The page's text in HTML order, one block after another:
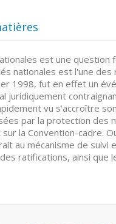
est une question
nationales est l'une
1998, fut en effet un
juridiquement
vu s'accroître
par la protection des
la Convention-cadre.
au mécanisme de suivi
ratifications, ainsi que